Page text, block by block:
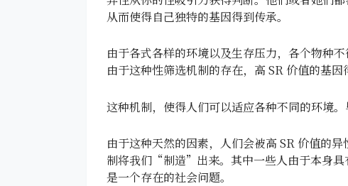
从而使得自己独特的基因得到传承。
由于各式各样的环境以及生存压力，各个物种
由于这种性筛选机制的存在，高 SR 价值的基因
这种机制，使得人们可以适应各种不同的环境
由于这种天然的因素，人们会被高 SR 价值的
制将我们“制造”出来。其中一些人由于本身
是一个存在的社会问题。